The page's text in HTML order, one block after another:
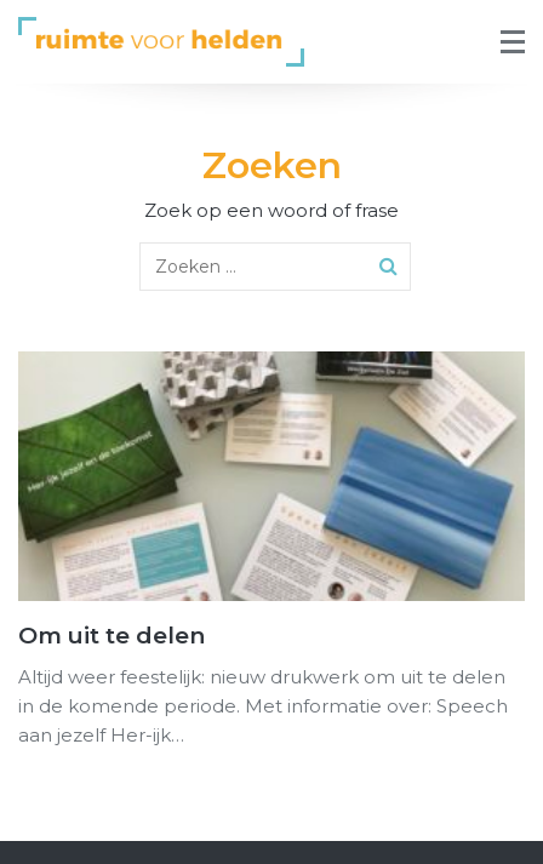
Zoeken
Zoek op een woord of frase
Om uit te delen
Altijd weer feestelijk: nieuw drukwerk om uit te delen
in de komende periode. Met informatie over: Speech
aan jezelf Her-ijk…